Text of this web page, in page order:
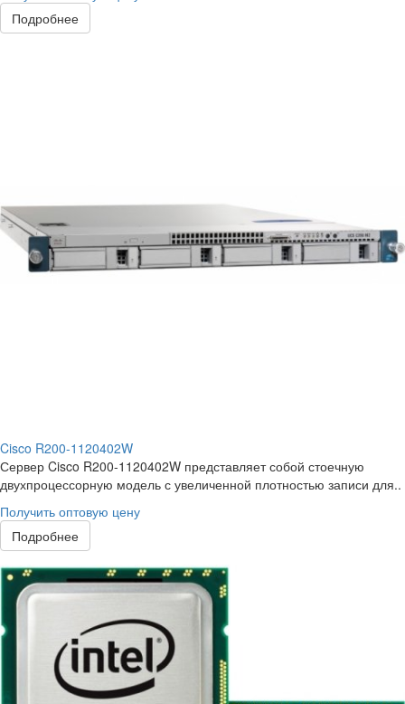
Подробнее
Cisco R200-1120402W
Сервер Cisco R200-1120402W представляет собой стоечную
двухпроцессорную модель с увеличенной плотностью записи для..
Получить оптовую цену
Подробнее